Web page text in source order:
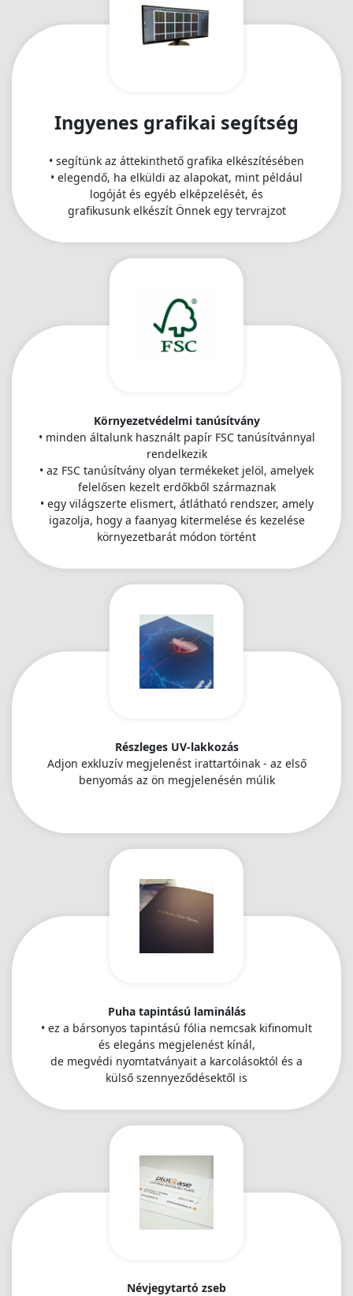
az anyagok kiszállítása sokkal tovább tartott, mint kellett
volna. Az 5/5 kevés, de ennél többet nem lehet adni🫶"
Ingyenes grafikai segítség
• segítünk az áttekinthető grafika elkészítésében
• elegendő, ha elküldi az alapokat, mint például
logóját és egyéb elképzelését, és
grafikusunk elkészít Önnek egy tervrajzot
Környezetvédelmi tanúsítvány
• minden általunk használt papír FSC tanúsítvánnyal
rendelkezik
• az FSC tanúsítvány olyan termékeket jelöl, amelyek
felelősen kezelt erdőkből származnak
• egy világszerte elismert, átlátható rendszer, amely
igazolja, hogy a faanyag kitermelése és kezelése
környezetbarát módon történt
Részleges UV-lakkozás
Adjon exkluzív megjelenést irattartóinak - az első
benyomás az ön megjelenésén múlik
Puha tapintású laminálás
• ez a bársonyos tapintású fólia nemcsak kifinomult
és elegáns megjelenést kínál,
de megvédi nyomtatványait a karcolásoktól és a
külső szennyeződésektől is
Névjegytartó zseb